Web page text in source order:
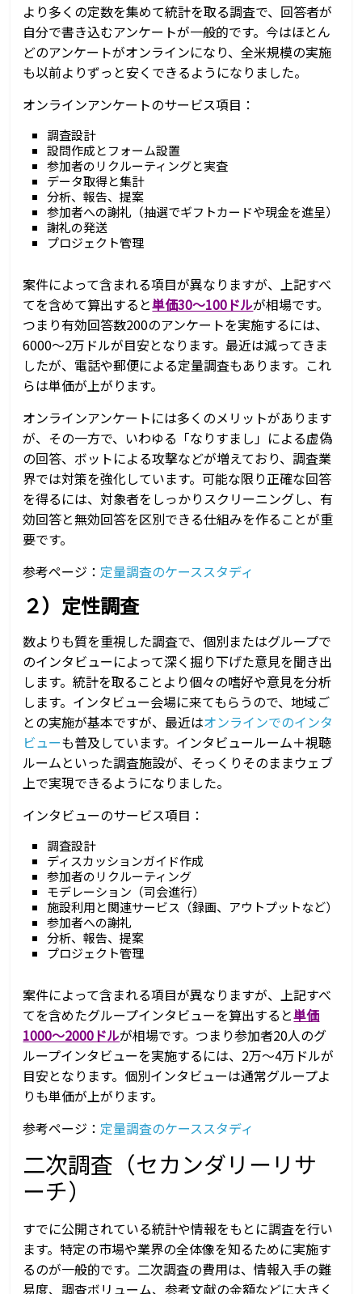
より多くの定数を集めて統計を取る調査で、回答者が
自分で書き込むアンケートが一般的です。今はほとん
どのアンケートがオンラインになり、全米規模の実施
も以前よりずっと安くできるようになりました。
オンラインアンケートのサービス項目：
調査設計
設問作成とフォーム設置
参加者のリクルーティングと実査
データ取得と集計
分析、報告、提案
参加者への謝礼（抽選でギフトカードや現金を進呈）
謝礼の発送
プロジェクト管理
案件によって含まれる項目が異なりますが、上記すべ
てを含めて算出すると単価30～100ドルが相場です。
つまり有効回答数200のアンケートを実施するには、
6000～2万ドルが目安となります。最近は減ってきま
したが、電話や郵便による定量調査もあります。これ
らは単価が上がります。
オンラインアンケートには多くのメリットがあります
が、その一方で、いわゆる「なりすまし」による虚偽
の回答、ボットによる攻撃などが増えており、調査業
界では対策を強化しています。可能な限り正確な回答
を得るには、対象者をしっかりスクリーニングし、有
効回答と無効回答を区別できる仕組みを作ることが重
要です。
参考ページ： 定量調査のケーススタディ
２）定性調査
数よりも質を重視した調査で、個別またはグループで
のインタビューによって深く掘り下げた意見を聞き出
します。統計を取ることより個々の嗜好や意見を分析
します。インタビュー会場に来てもらうので、地域ご
との実施が基本ですが、最近はオンラインでのインタ
ビューも普及しています。インタビュールーム＋視聴
ルームといった調査施設が、そっくりそのままウェブ
上で実現できるようになりました。
インタビューのサービス項目：
調査設計
ディスカッションガイド作成
参加者のリクルーティング
モデレーション（司会進行）
施設利用と関連サービス（録画、アウトプットなど）
参加者への謝礼
分析、報告、提案
プロジェクト管理
案件によって含まれる項目が異なりますが、上記すべ
てを含めたグループインタビューを算出すると単価
1000～2000ドルが相場です。つまり参加者20人のグ
ループインタビューを実施するには、2万～4万ドルが
目安となります。個別インタビューは通常グループよ
りも単価が上がります。
参考ページ： 定量調査のケーススタディ
二次調査（セカンダリーリサ
ーチ）
すでに公開されている統計や情報をもとに調査を行い
ます。特定の市場や業界の全体像を知るために実施す
るのが一般的です。二次調査の費用は、情報入手の難
易度、調査ボリューム、参考文献の金額などに大きく